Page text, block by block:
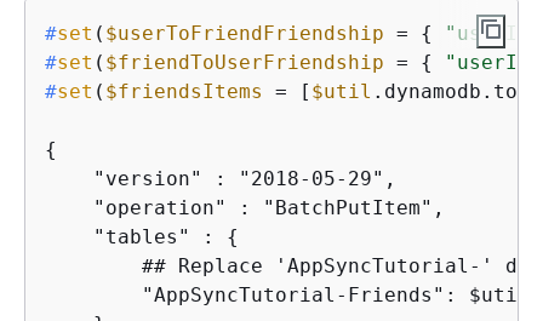
#set ( $userToFriendFriendship = { "userId"
#set ( $friendToUserFriendship = { "userId"
#set ( $friendsItems = [ $util
{
    "version" : "2018-05-29",
    "operation" : "BatchPutItem",
    "tables" :
{
## Replace 'AppSyncTutorial-'
"AppSyncTutorial-Friends":